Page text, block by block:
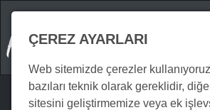
ÇEREZ AYARLARI
Web sitemizde çerezler
bazıları teknik olarak gereklidir,
sitesini geliştirmemize veya ek